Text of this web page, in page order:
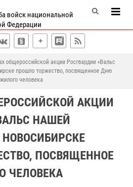
войск национальной
Федерации
общероссийской акции Росгвардии «Вальс
прошло торжество, посвященное Дню
человека
АКЦИИ
НАШЕЙ
ПОСВЯЩЕННОЕ
ЧЕЛОВЕКА